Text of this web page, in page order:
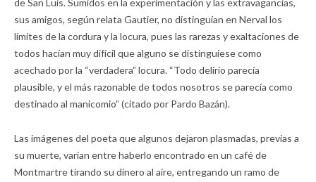
de San Luis. Sumidos en la experimentación y las extravagancias,
sus amigos, según relata Gautier, no distinguían en Nerval los
límites de la cordura y la locura, pues las rarezas y exaltaciones de
todos hacían muy difícil que alguno se distinguiese como
acechado por la “verdadera” locura. “Todo delirio parecía
plausible, y el más razonable de todos nosotros se parecía como
destinado al manicomio” (citado por Pardo Bazán).
Las imágenes del poeta que algunos dejaron plasmadas, previas a
su muerte, varían entre haberlo encontrado en un café de
Montmartre tirando su dinero al aire, entregando un ramo de